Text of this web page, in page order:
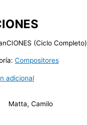
(Ciclo Completo)
Compositores
adicional
Matta, Camilo